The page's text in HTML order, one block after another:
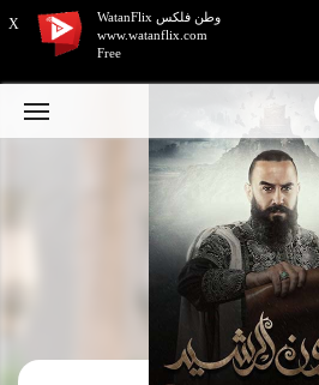
X
وطن فلكس WatanFlix
www.watanflix.com
Free